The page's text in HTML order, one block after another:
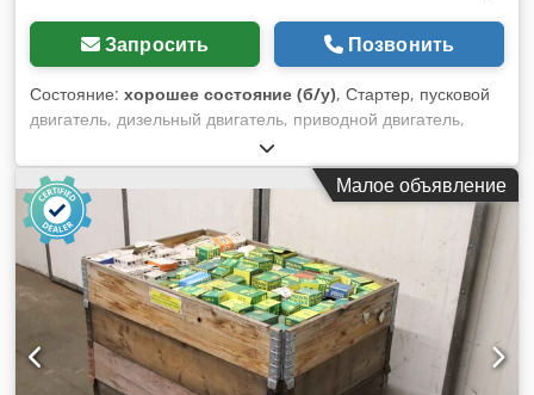
Запросить Позвонить
Состояние: хорошее состояние (б/у), Стартер, пусковой
двигатель, дизельный двигатель, приводной двигатель,
судовой дизель, дизель-генераторная установка, дизель-
генератор -Производитель: Bosch, стартер с
электростанции MWM RHS 518V16 -Тип: Bosch
Напряжение: 24В 9л.с. -Зубьев: 11 Crsdpsivfgbefx Aarjf
-Размеры: 445/150/В210 мм -Вес: 26 кг
Малое объявление